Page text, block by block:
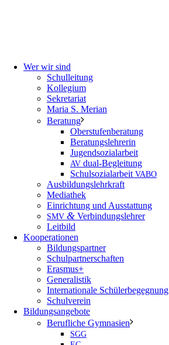
Wer wir sind
Schulleitung
Kollegium
Sekretariat
Maria S. Merian
Beratung
Oberstufenberatung
Beratungslehrerin
Jugendsozialarbeit
AV dual-Begleitung
Schulsozialarbeit VABO
Ausbildungslehrkraft
Mediathek
Einrichtung und Ausstattung
SMV & Verbindungslehrer
Leitbild
Kooperationen
Bildungspartner
Schulpartnerschaften
Erasmus+
Generalistik
Internationale Schülerbegegnung
Schulverein
Bildungsangebote
Berufliche Gymnasien
SGG